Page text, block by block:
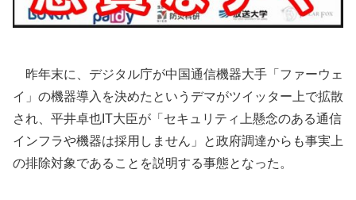
昨年末に、デジタル庁が中国通信機器大手「ファーウェ
イ」の機器導入を決めたというデマがツイッター上で拡散
され、平井卓也IT大臣が「セキュリティ上懸念のある通信
インフラや機器は採用しません」と政府調達からも事実上
の排除対象であることを説明する事態となった。